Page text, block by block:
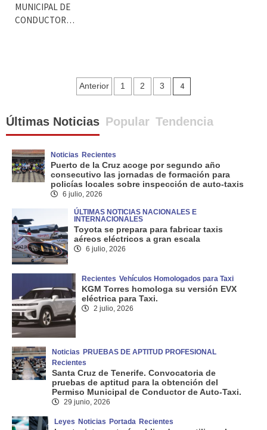
MUNICIPAL DE
CONDUCTOR…
Navegación
entradas
Anterior 1 2 3 4
Últimas Noticias Popular Tendencia
Noticias Recientes
Puerto de la Cruz acoge por segundo año
consecutivo las jornadas de formación para
policías locales sobre inspección de auto-taxis
6 julio, 2026
ÚLTIMAS NOTICIAS NACIONALES E
INTERNACIONALES
Toyota se prepara para fabricar taxis
aéreos eléctricos a gran escala
6 julio, 2026
Recientes Vehículos Homologados para Taxi
KGM Torres homologa su versión EVX
eléctrica para Taxi.
2 julio, 2026
Noticias PRUEBAS DE APTITUD PROFESIONAL
Recientes
Santa Cruz de Tenerife. Convocatoria de
pruebas de aptitud para la obtención del
Permiso Municipal de Conductor de Auto-Taxi.
29 junio, 2026
Leyes Noticias Portada Recientes